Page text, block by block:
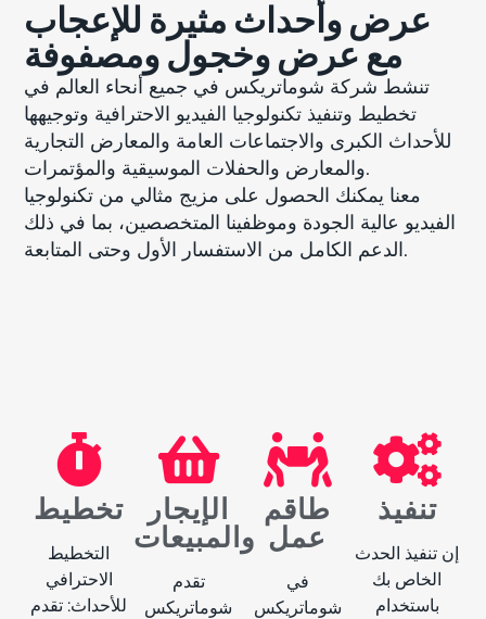
عرض وأحداث مثيرة للإعجاب
مع عرض وخجول ومصفوفة
تنشط شركة شوماتريكس في جميع أنحاء العالم في
تخطيط وتنفيذ تكنولوجيا الفيديو الاحترافية وتوجيهها
للأحداث الكبرى والاجتماعات العامة والمعارض التجارية
والمعارض والحفلات الموسيقية والمؤتمرات.
معنا يمكنك الحصول على مزيج مثالي من تكنولوجيا
الفيديو عالية الجودة وموظفينا المتخصصين، بما في ذلك
الدعم الكامل من الاستفسار الأول وحتى المتابعة.
تخطيط
التخطيط
الاحترافي
للأحداث: تقدم
الإيجار
والمبيعات
تقدم
شوماتريكس
طاقم
عمل
في
شوماتريكس
تنفيذ
إن تنفيذ الحدث
الخاص بك
باستخدام